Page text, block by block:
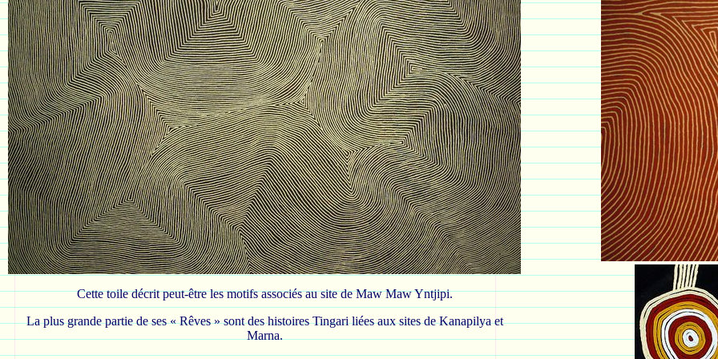
Cette toile décrit peut-être les motifs associés au site de Maw Maw Yntjipi.
La plus grande partie de ses « Rêves » sont des histoires Tingari liées aux sites de Kanapilya et
Marna.